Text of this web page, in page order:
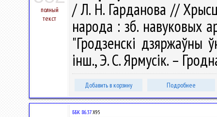
полный
текст
/ Л. Н. Гарданова //
народа : зб. навуковых
"Гродзенскі дзяржаўны
інш., Э. С. Ярмусік. –
Добавить в корзину Подробнее
ББК 86.37Х95